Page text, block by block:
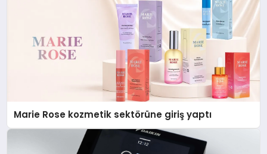
Marie Rose kozmetik sektörüne giriş yaptı